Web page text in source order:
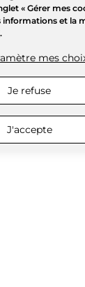
« Gérer mes
informations et la
.
mes
Je refuse
J'accepte